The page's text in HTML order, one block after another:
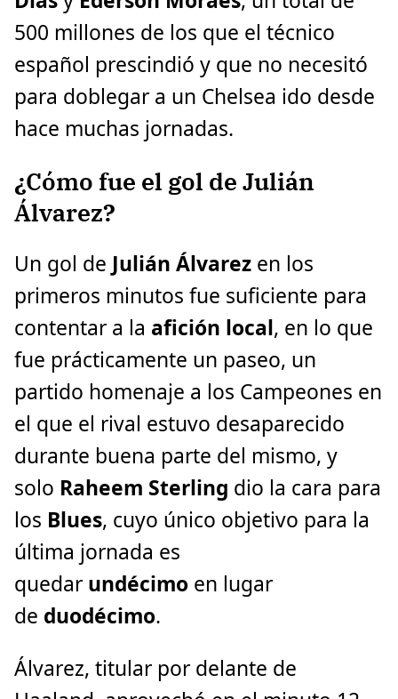
500 millones de los que el técnico
español prescindió y que no necesitó
para doblegar a un Chelsea ido desde
hace muchas jornadas.
¿Cómo fue el gol de Julián
Álvarez?
Un gol de Julián Álvarez en los
primeros minutos fue suficiente para
contentar a la afición local, en lo que
fue prácticamente un paseo, un
partido homenaje a los Campeones en
el que el rival estuvo desaparecido
durante buena parte del mismo, y
solo Raheem Sterling dio la cara para
los Blues, cuyo único objetivo para la
última jornada es
quedar undécimo en lugar
de duodécimo.
Álvarez, titular por delante de